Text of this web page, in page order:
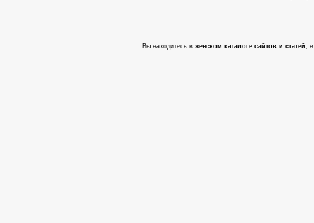
Вы находитесь в женском каталоге сайтов и статей, в